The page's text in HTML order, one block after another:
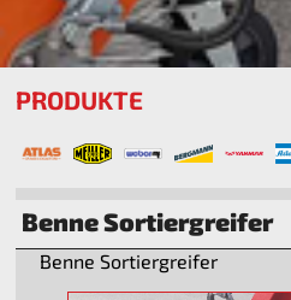
PRODUKTE
Benne Sortiergreifer
Benne Sortiergreifer